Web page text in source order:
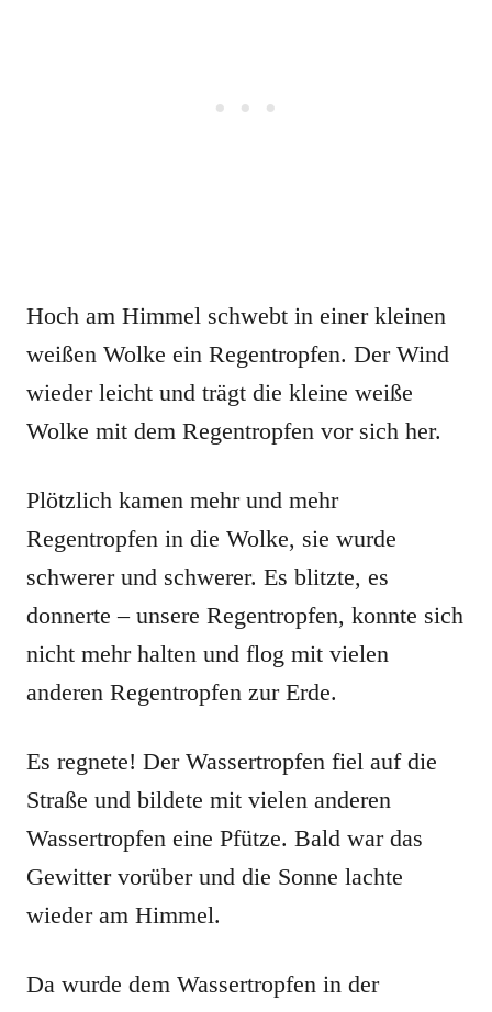
Hoch am Himmel schwebt in einer kleinen
weißen Wolke ein Regentropfen. Der Wind
wieder leicht und trägt die kleine weiße
Wolke mit dem Regentropfen vor sich her.
Plötzlich kamen mehr und mehr
Regentropfen in die Wolke, sie wurde
schwerer und schwerer. Es blitzte, es
donnerte – unsere Regentropfen, konnte sich
nicht mehr halten und flog mit vielen
anderen Regentropfen zur Erde.
Es regnete! Der Wassertropfen fiel auf die
Straße und bildete mit vielen anderen
Wassertropfen eine Pfütze. Bald war das
Gewitter vorüber und die Sonne lachte
wieder am Himmel.
Da wurde dem Wassertropfen in der